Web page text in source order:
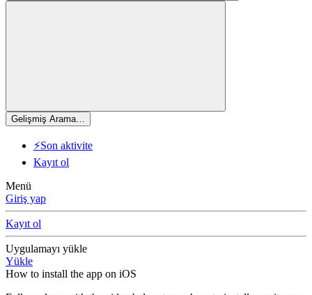
Gelişmiş Arama…
⚡Son aktivite
Kayıt ol
Menü
Giriş yap
Kayıt ol
Uygulamayı yükle
Yükle
How to install the app on iOS